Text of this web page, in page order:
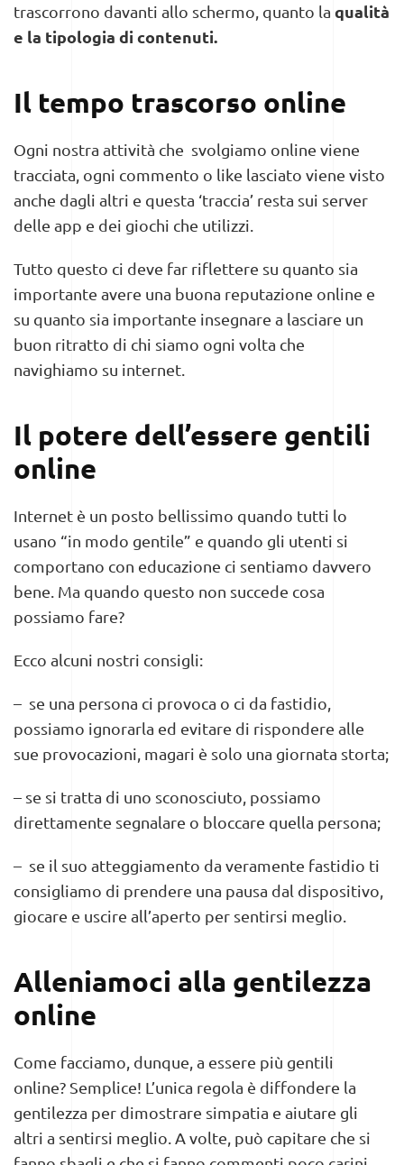
trascorrono davanti allo schermo, quanto la qualità
e la tipologia di contenuti.
Il tempo trascorso online
Ogni nostra attività che svolgiamo online viene
tracciata, ogni commento o like lasciato viene visto
anche dagli altri e questa ‘traccia’ resta sui server
delle app e dei giochi che utilizzi.
Tutto questo ci deve far riflettere su quanto sia
importante avere una buona reputazione online e
su quanto sia importante insegnare a lasciare un
buon ritratto di chi siamo ogni volta che
navighiamo su internet.
Il potere dell’essere gentili
online
Internet è un posto bellissimo quando tutti lo
usano “in modo gentile” e quando gli utenti si
comportano con educazione ci sentiamo davvero
bene. Ma quando questo non succede cosa
possiamo fare?
Ecco alcuni nostri consigli:
– se una persona ci provoca o ci da fastidio,
possiamo ignorarla ed evitare di rispondere alle
sue provocazioni, magari è solo una giornata storta;
– se si tratta di uno sconosciuto, possiamo
direttamente segnalare o bloccare quella persona;
– se il suo atteggiamento da veramente fastidio ti
consigliamo di prendere una pausa dal dispositivo,
giocare e uscire all’aperto per sentirsi meglio.
Alleniamoci alla gentilezza
online
Come facciamo, dunque, a essere più gentili
online? Semplice! L’unica regola è diffondere la
gentilezza per dimostrare simpatia e aiutare gli
altri a sentirsi meglio.A volte, può capitare che si